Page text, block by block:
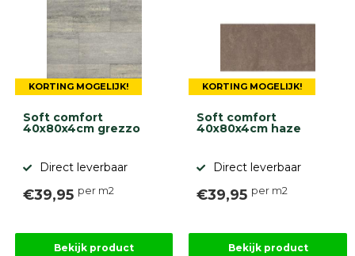
946
ervaringen
KORTING MOGELIJK!
Soft comfort
40x80x4cm grezzo
Direct leverbaar
€39,95 per m2
Bekijk product
KORTING MOGELIJK!
Soft comfort
40x80x4cm haze
Direct leverbaar
€39,95 per m2
Bekijk product